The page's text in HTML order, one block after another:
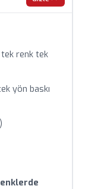
tek renk tek
yön baskı